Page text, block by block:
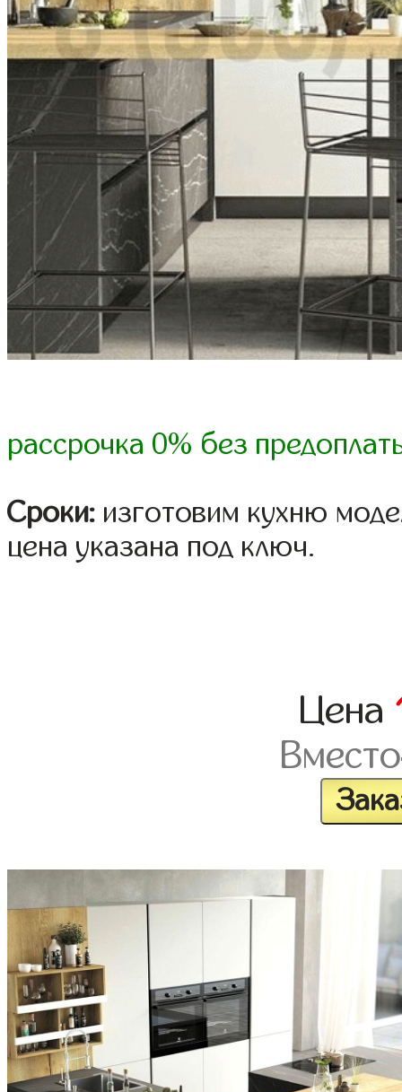
рассрочка 0% без
Сроки: изготовим кухню
цена указана под ключ.
Цена
Вместо